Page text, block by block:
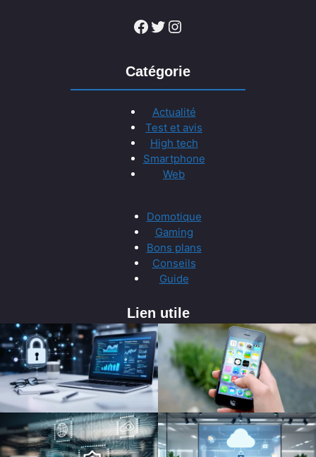
Facebook Twitter Instagram
Catégorie
Actualité
Test et avis
High tech
Smartphone
Web
Domotique
Gaming
Bons plans
Conseils
Guide
Lien utile